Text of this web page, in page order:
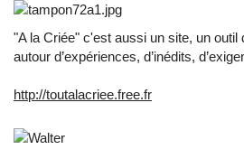
"A la Criée" c'est aussi un site, un
autour d’expériences, d’inédits,
http://toutalacriee.free.fr